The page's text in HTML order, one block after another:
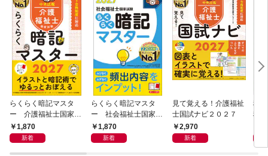
らくらく暗記マスタ
ー 介護福祉士国家試
験２０２７
1,870
新着
らくらく暗記マスタ
ー 社会福祉士国家試
験２０２７
1,870
新着
見て覚える！介護福祉
士国試ナビ２０２７
2,970
新着
税
税